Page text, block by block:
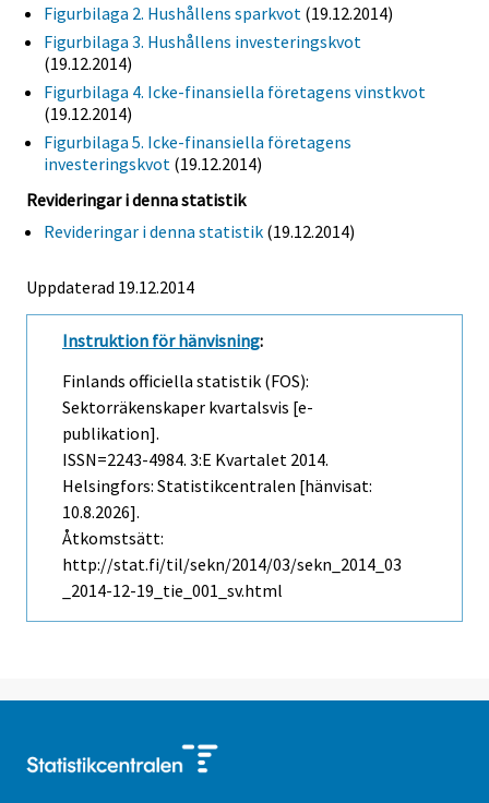
Figurbilaga 2. Hushållens sparkvot (19.12.2014)
Figurbilaga 3. Hushållens investeringskvot
(19.12.2014)
Figurbilaga 4. Icke-finansiella företagens vinstkvot
(19.12.2014)
Figurbilaga 5. Icke-finansiella företagens
investeringskvot (19.12.2014)
Revideringar i denna statistik
Revideringar i denna statistik (19.12.2014)
Uppdaterad 19.12.2014
Instruktion för hänvisning:
Finlands officiella statistik (FOS):
Sektorräkenskaper kvartalsvis [e-
publikation].
ISSN=2243-4984. 3:e Kvartalet 2014.
Helsingfors: Statistikcentralen [hänvisat:
10.8.2026].
Åtkomstsätt:
http://stat.fi/til/sekn/2014/03/sekn_2014_03
_2014-12-19_tie_001_sv.html